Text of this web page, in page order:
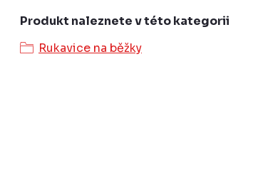
Produkt naleznete v této kategorii
Rukavice na běžky